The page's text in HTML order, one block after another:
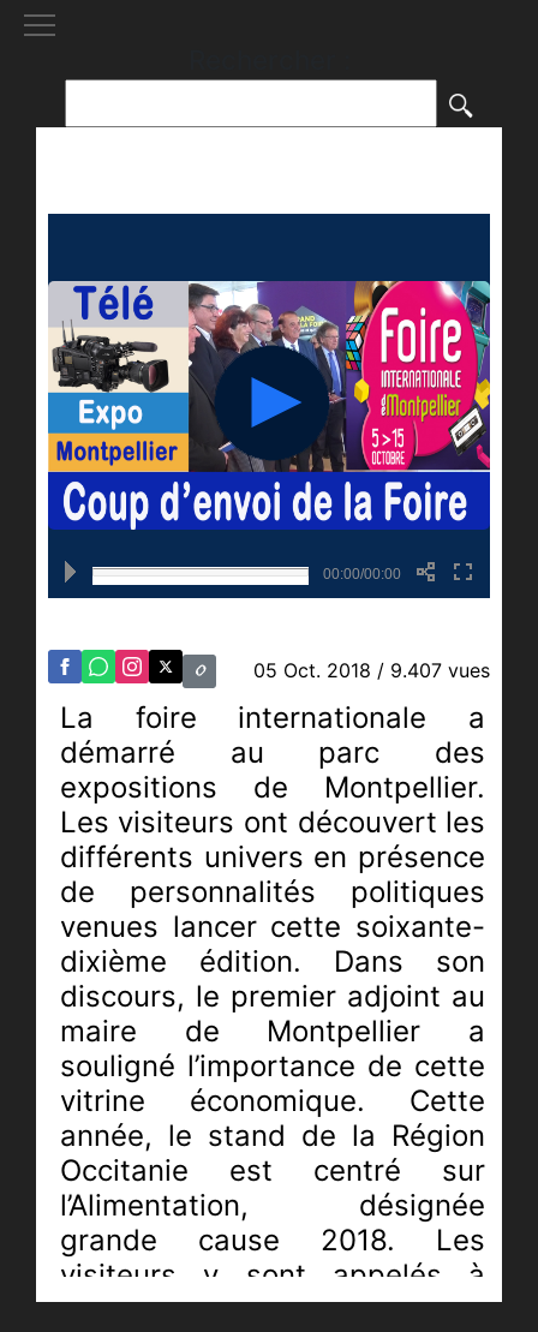
00:00/00:00
05 Oct. 2018 / 9.407 vues
La foire internationale a
démarré au parc des
expositions de Montpellier.
Les visiteurs ont découvert les
différents univers en présence
de personnalités politiques
venues lancer cette soixante-
dixième édition. Dans son
discours, le premier adjoint au
maire de Montpellier a
souligné l’importance de cette
vitrine économique. Cette
année, le stand de la Région
Occitanie est centré sur
l’Alimentation, désignée
grande cause 2018. Les
visiteurs y sont appelés à
jouer sur le thème du goût.